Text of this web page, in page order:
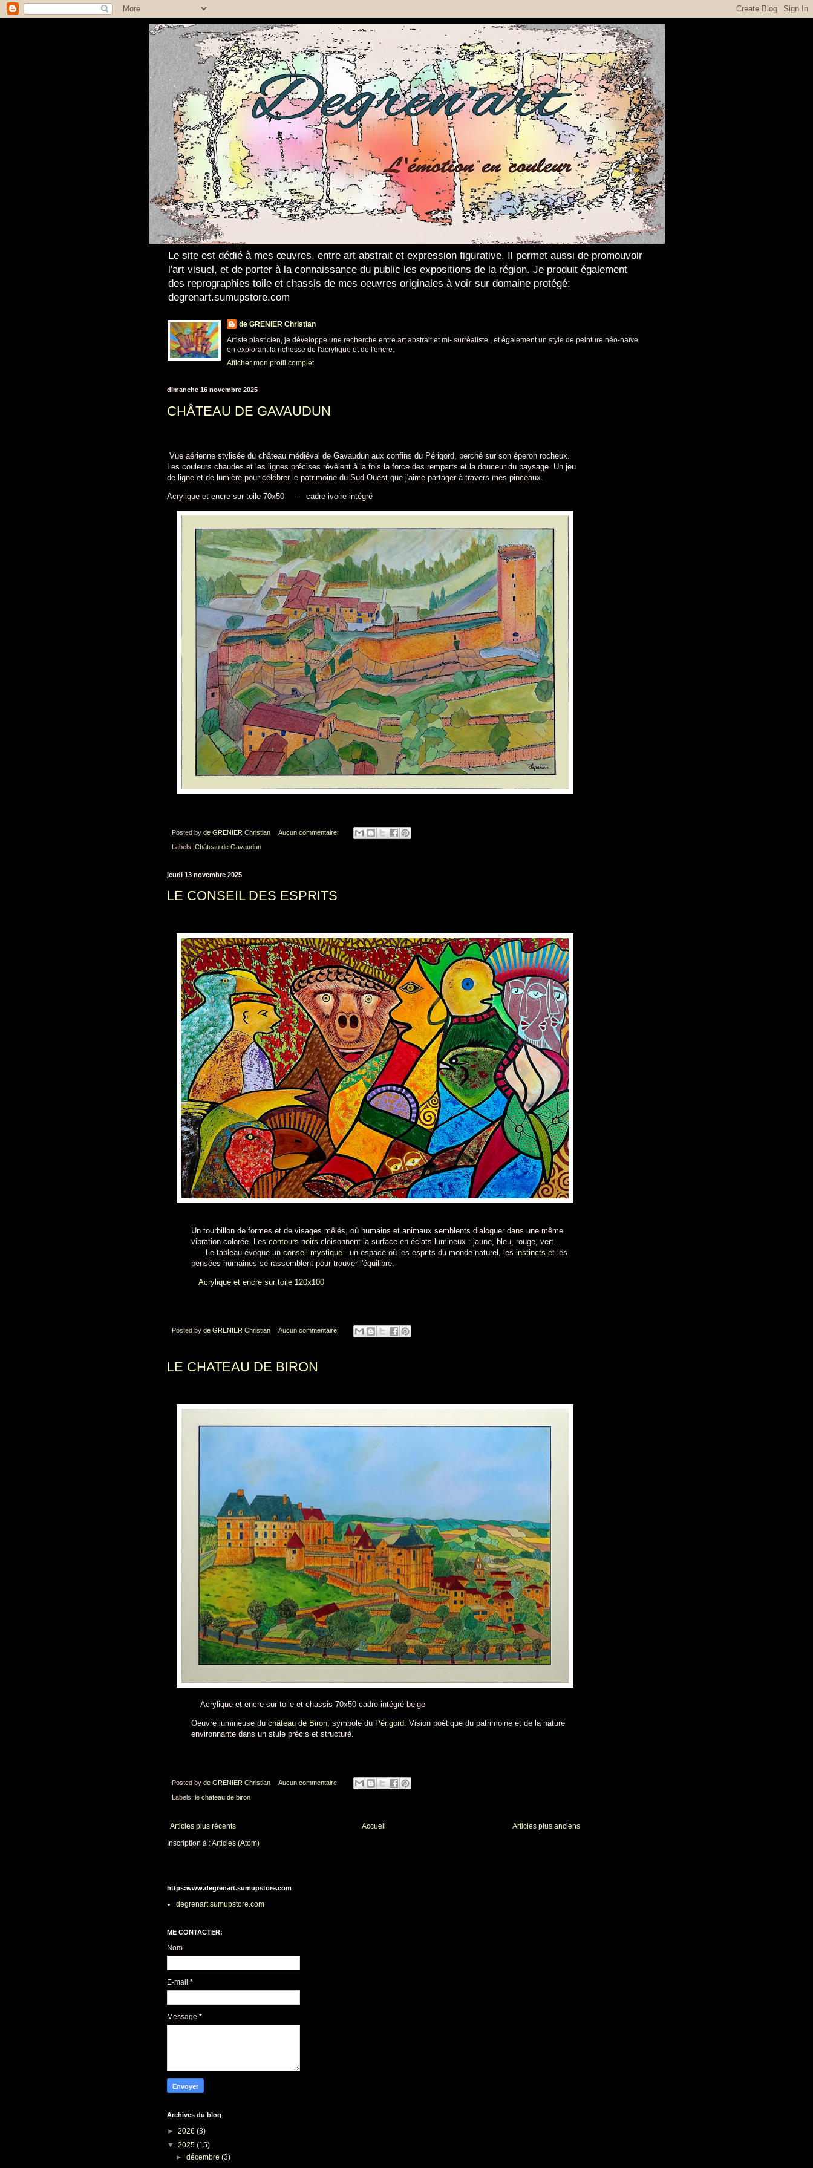
Le site est dédié à mes œuvres, entre art abstrait et expression figurative. Il permet aussi de promouvoir
l'art visuel, et de porter à la connaissance du public les expositions de la région. Je produit également
des reprographies toile et chassis de mes oeuvres originales à voir sur domaine protégé:
degrenart.sumupstore.com
de GRENIER Christian
Artiste plasticien, je développe une recherche entre art abstrait et mi- surréaliste , et également un style de peinture néo-naïve
en explorant la richesse de l'acrylique et de l'encre.
Afficher mon profil complet
dimanche 16 novembre 2025
CHÂTEAU DE GAVAUDUN
Vue aérienne stylisée du château médiéval de Gavaudun aux confins du Périgord, perché sur son éperon rocheux.
Les couleurs chaudes et les lignes précises révèlent à la fois la force des remparts et la douceur du paysage. Un jeu
de ligne et de lumière pour célébrer le patrimoine du Sud-Ouest que j'aime partager à travers mes pinceaux.
Acrylique et encre sur toile 70x50 - cadre ivoire intégré
Posted by de GRENIER Christian Aucun commentaire:
Labels: Château de Gavaudun
jeudi 13 novembre 2025
LE CONSEIL DES ESPRITS
Un tourbillon de formes et de visages mêlés, où humains et animaux semblents dialoguer dans une même
vibration colorée. Les contours noirs cloisonnent la surface en éclats lumineux : jaune, bleu, rouge, vert...
Le tableau évoque un conseil mystique- un espace où les esprits du monde naturel, les instincts et les
pensées humaines se rassemblent pour trouver l'équilibre.
Acrylique et encre sur toile 120x100
Posted by de GRENIER Christian Aucun commentaire:
LE CHATEAU DE BIRON
Acrylique et encre sur toile et chassis 70x50 cadre intégré beige
Oeuvre lumineuse du château de Biron, symbole du Périgord. Vision poétique du patrimoine et de la nature
environnante dans un stule précis et structuré.
Posted by de GRENIER Christian Aucun commentaire:
Labels: le chateau de biron
Articles plus récents Articles plus anciens
Accueil
Inscription à :Articles (Atom)
https:www.degrenart.sumupstore.com
degrenart.sumupstore.com
ME CONTACTER:
Nom
E-mail *
Message *
Archives du blog
► 2026 (3)
▼ 2025 (15)
► décembre (3)